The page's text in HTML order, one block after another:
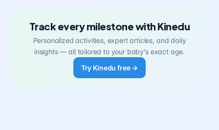
Track every milestone with Kinedu
Personalized activities, expert articles, and daily
insights — all tailored to your baby's exact age.
Try Kinedu free →